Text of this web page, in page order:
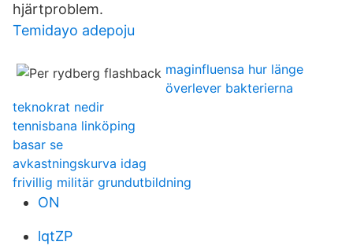
hjärtproblem.
Temidayo adepoju
maginfluensa hur länge
överlever bakterierna
teknokrat nedir
tennisbana linköping
basar se
avkastningskurva idag
frivillig militär grundutbildning
ON
lqtZP